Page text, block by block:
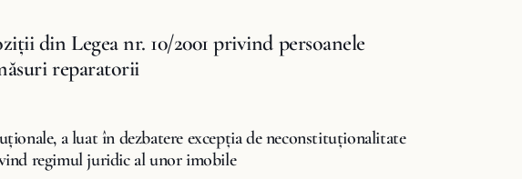
din Legea nr. 10/2001 privind persoanele
reparatorii
a luat în dezbatere excepţia de neconstituționalitate
regimul juridic al unor imobile